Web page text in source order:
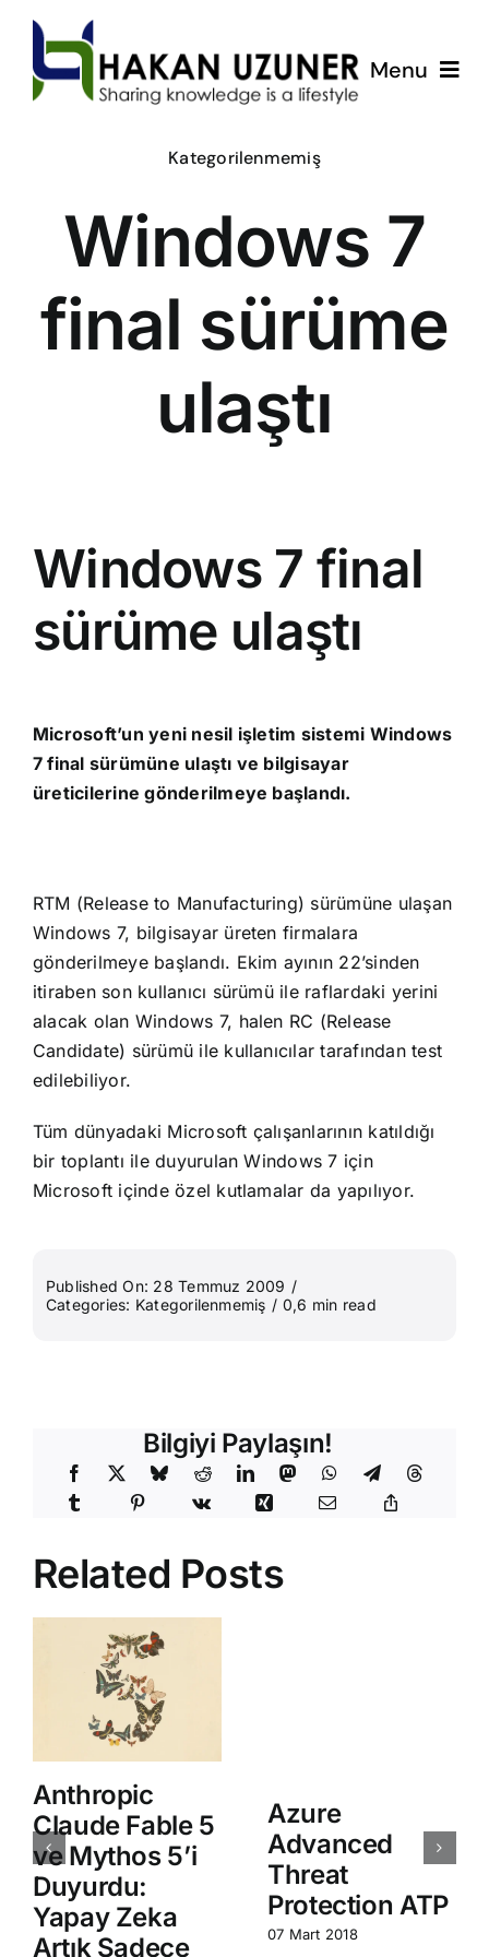
content
Menu
ÇözümPark
Eğitimlerim
Hakkında
İletişim
Kategorilenmemiş
Windows 7
final sürüme
ulaştı
Windows 7 final
sürüme ulaştı
Microsoft’un yeni nesil işletim sistemi Windows
7 final sürümüne ulaştı ve bilgisayar
üreticilerine gönderilmeye başlandı.
RTM (Release to Manufacturing) sürümüne ulaşan
Windows 7, bilgisayar üreten firmalara
gönderilmeye başlandı. Ekim ayının 22’sinden
itiraben son kullanıcı sürümü ile raflardaki yerini
alacak olan Windows 7, halen RC (Release
Candidate) sürümü ile kullanıcılar tarafından test
edilebiliyor.
Tüm dünyadaki Microsoft çalışanlarının katıldığı
bir toplantı ile duyurulan Windows 7 için
Microsoft içinde özel kutlamalar da yapılıyor.
Published On: 28 Temmuz 2009 /
Categories: Kategorilenmemiş / 0,6 min read
Bilgiyi Paylaşın!
Related Posts
Anthropic
Claude Fable 5
ve Mythos 5’i
Duyurdu:
Yapay Zeka
Artık Sadece
Azure
Advanced
Threat
Protection ATP
07 Mart 2018